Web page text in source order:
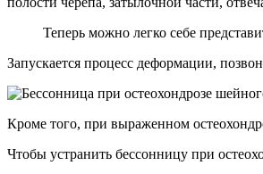
Теперь можно легко себе
Запускается процесс деформации,
Кроме того, при выраженном
Чтобы устранить бессонницу при